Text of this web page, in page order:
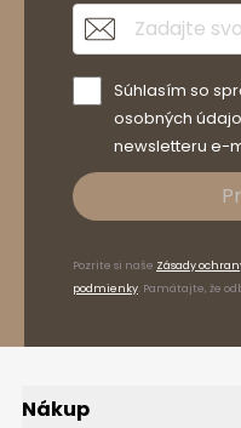
Súhlasím so
osobných
newsletteru e-
Pozrite si naše Zásady
podmienky. Pamätajte, že
Nákup